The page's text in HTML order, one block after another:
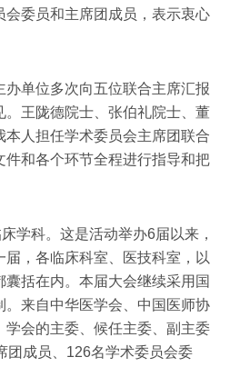
会委员和主席团成员，表示衷心
办单位多次向五位联合主席汇报
。王陇德院士、张伯礼院士、董
人担任学术委员会主席团联合
件和各个环节全程进行指导和把
学科。这是活动举办6届以来，
，各临床科室、医技科室，以
括在内。本届大会继续采用国
。来自中华医学会、中国医师协
会的主委、候任主委、副主委
团成员、126名学术委员会委